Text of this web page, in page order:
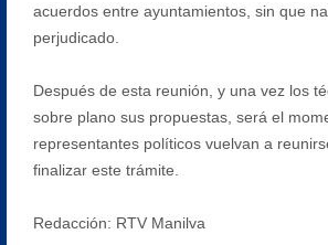
acuerdos entre ayuntamientos, sin que
perjudicado.
Después de esta reunión, y una vez los
sobre plano sus propuestas, será el
representantes políticos vuelvan a
finalizar este trámite.
Redacción: RTV Manilva